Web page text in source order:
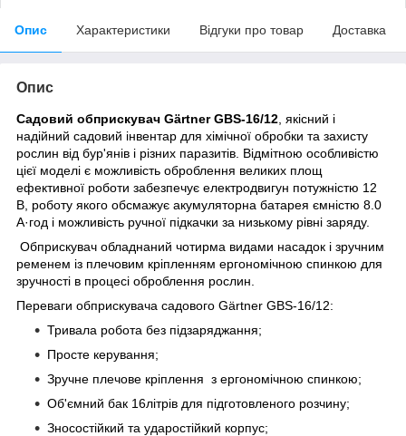
Опис Характеристики Відгуки про товар Доставка
Опис
Садовий обприскувач Gärtner GBS-16/12 , якісний і
надійний садовий інвентар для хімічної обробки та захисту
рослин від бур'янів і різних паразитів. Відмітною особливістю
цієї моделі є можливість оброблення великих площ
ефективної роботи забезпечує електродвигун потужністю 12
В, роботу якого обсмажує акумуляторна батарея ємністю 8.0
А·год і можливість ручної підкачки за низькому рівні заряду.
Обприскувач обладнаний чотирма видами насадок і зручним
ременем із плечовим кріпленням ергономічною спинкою для
зручності в процесі оброблення рослин.
Переваги обприскувача садового Gärtner GBS-16/12:
Тривала робота без підзаряджання;
Просте керування;
Зручне плечове кріплення з ергономічною спинкою;
Об'ємний бак 16літрів для підготовленого розчину;
Зносостійкий та ударостійкий корпус;